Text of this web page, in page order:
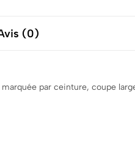
(0)
par ceinture, coupe